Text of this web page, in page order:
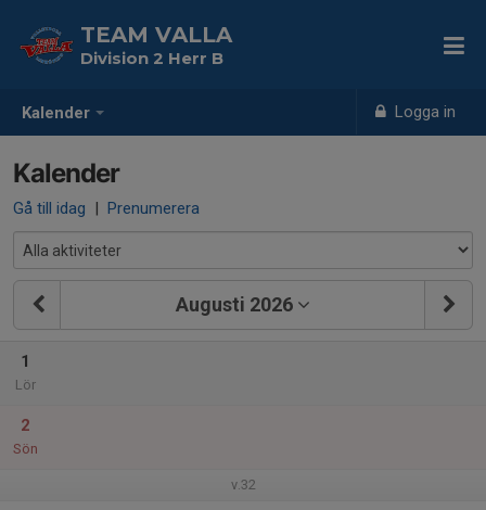
Kalender Logga in
TEAM VALLA
Division 2 Herr B
Kalender
Gå till idag | Prenumerera
Augusti 2026
1
Lör
2
Sön
v.32